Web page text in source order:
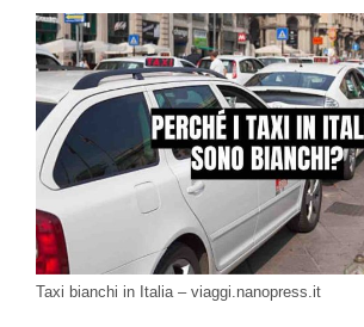
Taxi bianchi in Italia – viaggi.nanopress.it